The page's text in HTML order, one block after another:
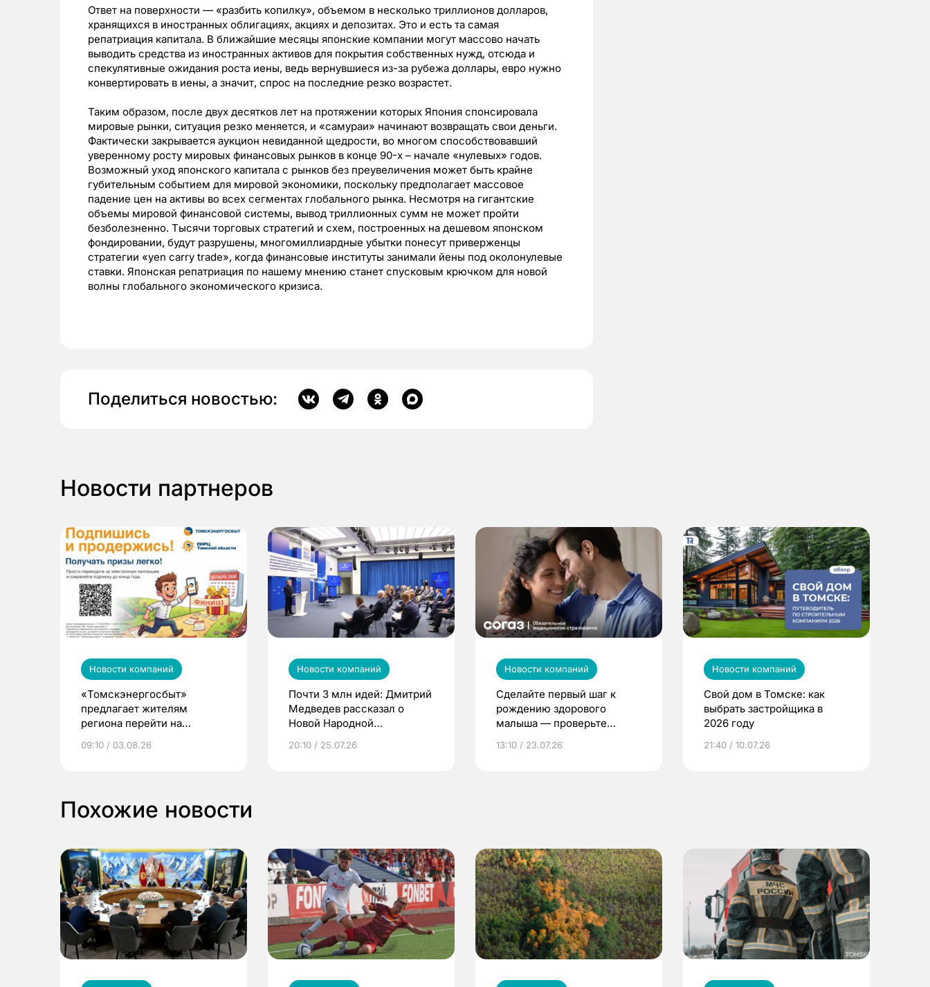
Ответ на поверхности — «разбить копилку», объемом в несколько триллионов долларов,
хранящихся в иностранных облигациях, акциях и депозитах. Это и есть та самая
репатриация капитала. В ближайшие месяцы японские компании могут массово начать
выводить средства из иностранных активов для покрытия собственных нужд, отсюда и
спекулятивные ожидания роста иены, ведь вернувшиеся из-за рубежа доллары, евро нужно
конвертировать в иены, а значит, спрос на последние резко возрастет.
Таким образом, после двух десятков лет на протяжении которых Япония спонсировала
мировые рынки, ситуация резко меняется, и «самураи» начинают возвращать свои деньги.
Фактически закрывается аукцион невиданной щедрости, во многом способствовавший
уверенному росту мировых финансовых рынков в конце 90-х – начале «нулевых» годов.
Возможный уход японского капитала с рынков без преувеличения может быть крайне
губительным событием для мировой экономики, поскольку предполагает массовое
падение цен на активы во всех сегментах глобального рынка. Несмотря на гигантские
объемы мировой финансовой системы, вывод триллионных сумм не может пройти
безболезненно. Тысячи торговых стратегий и схем, построенных на дешевом японском
фондировании, будут разрушены, многомиллиардные убытки понесут приверженцы
стратегии «yen carry trade», когда финансовые институты занимали йены под околонулевые
ставки. Японская репатриация по нашему мнению станет спусковым крючком для новой
волны глобального экономического кризиса.
Поделиться новостью:
Новости партнеров
Новости компаний
«Томскэнергосбыт»
предлагает жителям
региона перейти на
выиграть призы
09:10 / 03.08.26
Новости компаний
Почти 3 млн идей: Дмитрий
Медведев рассказал о
Новой Народной
20:10 / 25.07.26
Новости компаний
Сделайте первый шаг к
рождению здорового
малыша — проверьте
по ОМС!
13:10 / 23.07.26
Новости компаний
Свой дом в Томске: как
выбрать застройщика в
2026 году
21:40 / 10.07.26
Похожие новости